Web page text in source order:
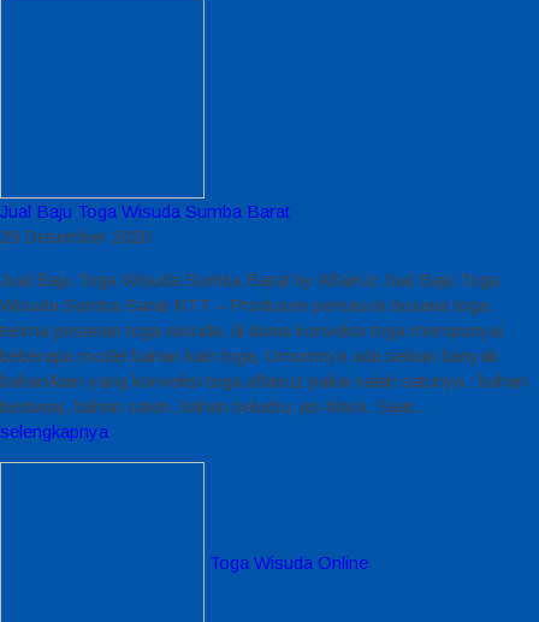
Jual Baju Toga Wisuda Sumba Barat
29 Desember 2020
Jual Baju Toga Wisuda Sumba Barat by Alfairuz Jual Baju Toga
Wisuda Sumba Barat NTT – Produsen pemasok busana toga.
terima pesanan toga wisuda, di dunia konveksi toga mempunyai
beberapa model bahan kain toga. Umumnya ada sekian banyak
bahan/kain yang konveksi toga alfairuz pakai salah satunya : bahan
bestway, bahan saten, bahan beludru, jet-black. Saat…
selengkapnya
Toga Wisuda Online